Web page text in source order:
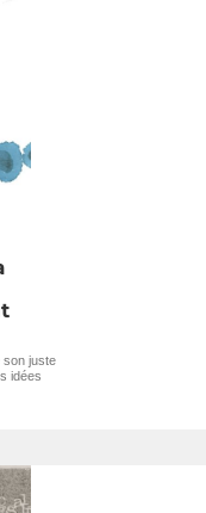
son juste
idées